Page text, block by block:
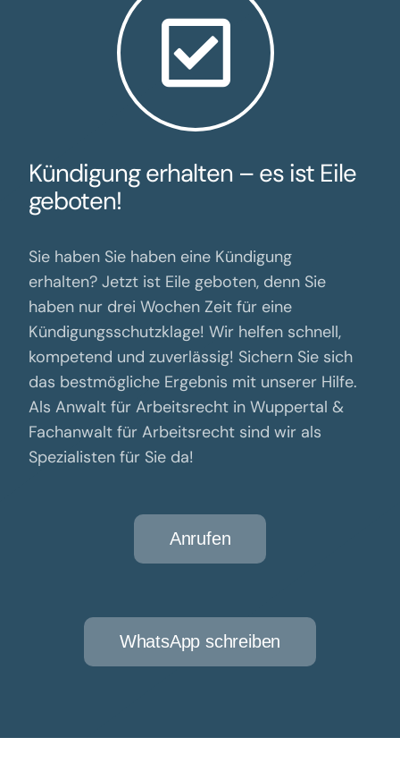
Kündigung erhalten – es ist Eile
geboten!
Sie haben Sie haben eine Kündigung
erhalten? Jetzt ist Eile geboten, denn Sie
haben nur drei Wochen Zeit für eine
Kündigungsschutzklage! Wir helfen schnell,
kompetend und zuverlässig! Sichern Sie sich
das bestmögliche Ergebnis mit unserer Hilfe.
Als Anwalt für Arbeitsrecht in Wuppertal &
Fachanwalt für Arbeitsrecht sind wir als
Spezialisten für Sie da!
Anrufen
WhatsApp schreiben